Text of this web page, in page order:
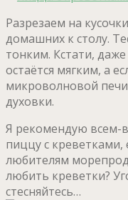
Разрезаем на
домашних к столу.
тонким. Кстати,
остаётся мягким, а
микроволновой
духовки.
Я рекомендую всем-
пиццу с креветками,
любителям
любить креветки?
стесняйтесь…